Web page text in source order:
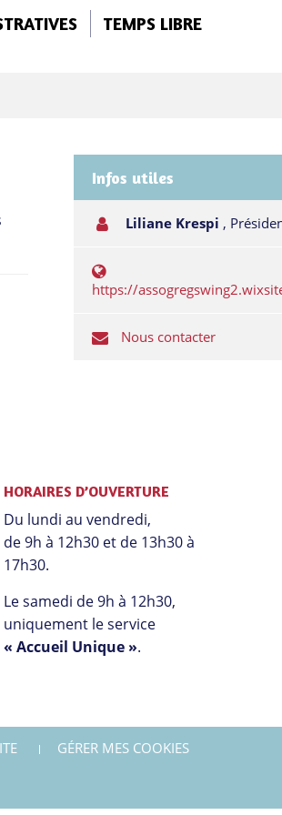
TEMPS LIBRE
Infos utiles
Liliane Krespi ,
https://
Nous contacter
HORAIRES D’OUVERTURE
Du lundi au vendredi,
de 9h à 12h30 et de 13h30 à
17h30.
Le samedi de 9h à 12h30,
uniquement le service
« Accueil Unique ».
GÉRER MES COOKIES